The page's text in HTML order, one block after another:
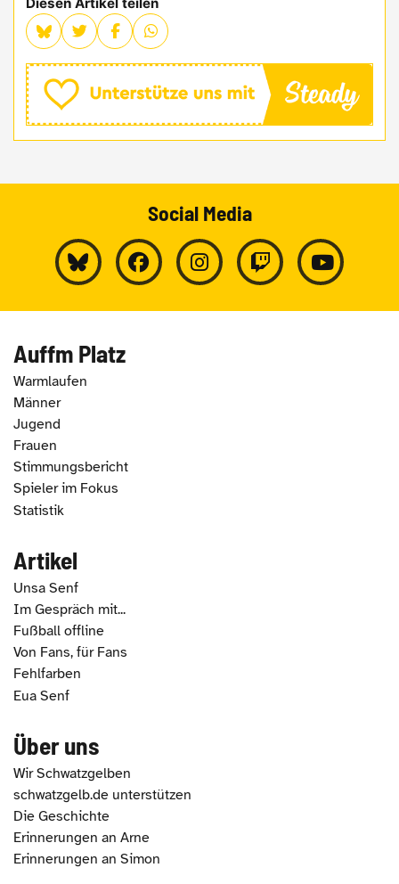
Social Media
Auffm Platz
Warmlaufen
Männer
Jugend
Frauen
Stimmungsbericht
Spieler im Fokus
Statistik
Artikel
Unsa Senf
Im Gespräch mit...
Fußball offline
Von Fans, für Fans
Fehlfarben
Eua Senf
Über uns
Wir Schwatzgelben
schwatzgelb.de unterstützen
Die Geschichte
Erinnerungen an Arne
Erinnerungen an Simon